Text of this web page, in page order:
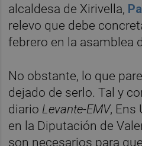
alcaldesa de Xirivella,
relevo que debe
febrero en la asamblea
No obstante, lo que
dejado de serlo. Tal y
diario Levante-EMV, Ens
en la Diputación de
son necesarios para